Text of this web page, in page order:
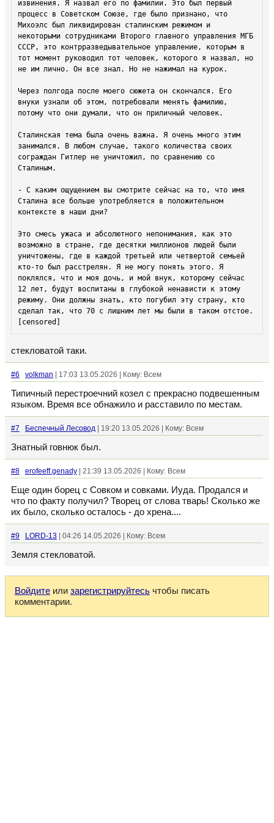
извинения. Я назвал его по фамилии. Это был первый
процесс в Советском Союзе, где было признано, что
Михоэлс был ликвидирован сталинским режимом и
некоторыми сотрудниками Второго главного управления МГБ
СССР, это контрразведывательное управление, которым в
тот момент руководил тот человек, которого я назвал, но
не им лично. Он все знал. Но не нажимал на курок.
Через полгода после моего сюжета он скончался. Его
внуки узнали об этом, потребовали менять фамилию,
потому что они думали, что он приличный человек.
Сталинская тема была очень важна. Я очень много этим
занимался. В любом случае, такого количества своих
сограждан Гитлер не уничтожил, по сравнению со
Сталиным.
- С каким ощущением вы смотрите сейчас на то, что имя
Сталина все больше употребляется в положительном
контексте в наши дни?
Это смесь ужаса и абсолютного непонимания, как это
возможно в стране, где десятки миллионов людей были
уничтожены, где в каждой третьей или четвертой семьей
кто-то был расстрелян. Я не могу понять этого. Я
поклялся, что и моя дочь, и мой внук, которому сейчас
12 лет, будут воспитаны в глубокой ненависти к этому
режиму. Они должны знать, кто погубил эту страну, кто
[censored]
стекловатой таки.
#6 volkman | 17:03 13.05.2026 | Кому: Всем
Типичный перестроечний козел с прекрасно подвешенным
языком. Время все обнажило и расставило по местам.
#7 Беспечный Лесовод | 19:20 13.05.2026 | Кому: Всем
Знатный говнюк был.
#8 erofeeff.genady | 21:39 13.05.2026 | Кому: Всем
Еще один борец с Совком и совками. Иуда. Продался и
что по факту получил? Творец от слова тварь! Сколько же
их было, сколько осталось - до хрена....
#9 LORD-13 | 04:26 14.05.2026 | Кому: Всем
Земля стекловатой.
Войдите или зарегистрируйтесь чтобы писать
комментарии.